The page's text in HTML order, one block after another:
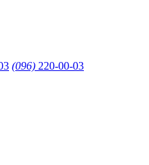
(096) 220-00-03